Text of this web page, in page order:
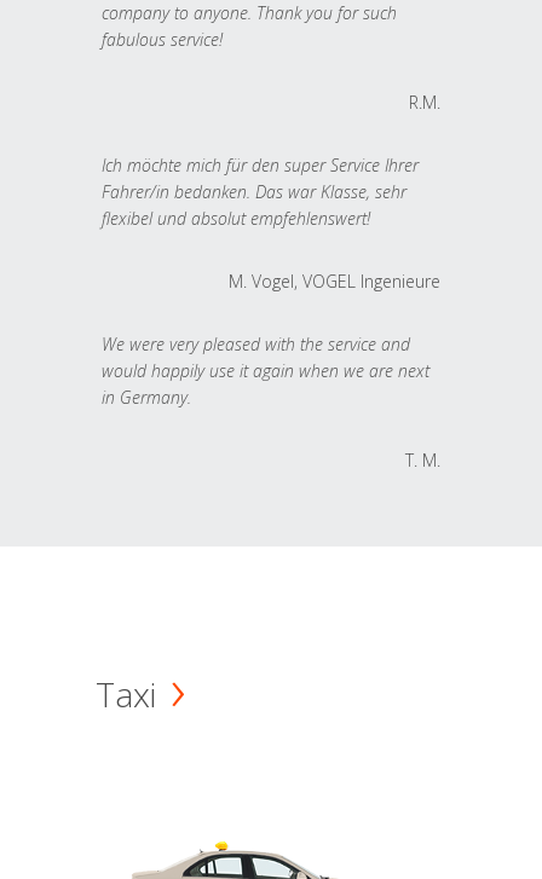
company to anyone. Thank you for such
fabulous service!
R.M.
Ich möchte mich für den super Service Ihrer
Fahrer/in bedanken. Das war Klasse, sehr
flexibel und absolut empfehlenswert!
M. Vogel, VOGEL Ingenieure
We were very pleased with the service and
would happily use it again when we are next
in Germany.
T. M.
Taxi